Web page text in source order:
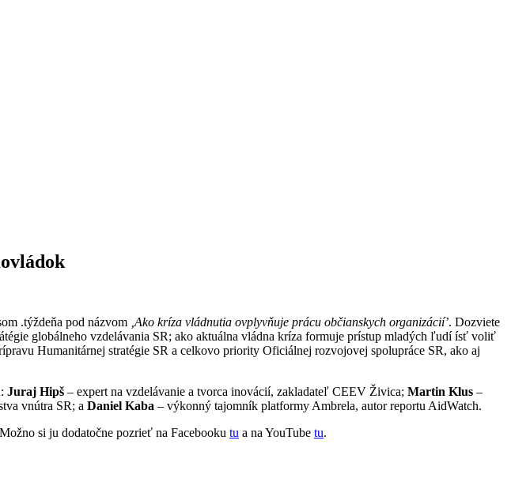
.týždeňa pod názvom ‚Ako kríza vládnutia ovplyvňuje prácu občianskych organizácií’. Dozviete
globálneho vzdelávania SR; ako aktuálna vládna kríza formuje prístup mladých ľudí ísť voliť
Humanitárnej stratégie SR a celkovo priority Oficiálnej rozvojovej spolupráce SR, ako aj
Juraj Hipš – expert na vzdelávanie a tvorca inovácií, zakladateľ CEEV Živica; Martin Klus –
vnútra SR; a Daniel Kaba – výkonný tajomník platformy Ambrela, autor reportu AidWatch.
si ju dodatočne pozrieť na Facebooku tu a na YouTube tu.